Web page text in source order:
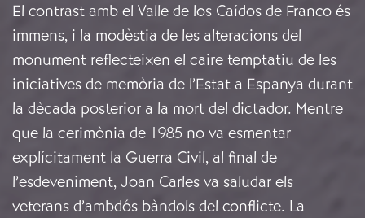
El contrast amb el Valle de los Caídos de Franco és
immens, i la modèstia de les alteracions del
monument reflecteixen el caire temptatiu de les
iniciatives de memòria de l’Estat a Espanya durant
la dècada posterior a la mort del dictador. Mentre
que la cerimònia de 1985 no va esmentar
explícitament la Guerra Civil, al final de
l’esdeveniment, Joan Carles va saludar els
veterans d’ambdós bàndols del conflicte. La